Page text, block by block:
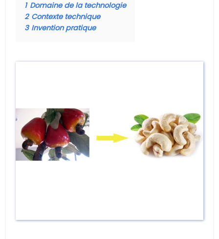
1 Domaine de la technologie
2 Contexte technique
3 Invention pratique